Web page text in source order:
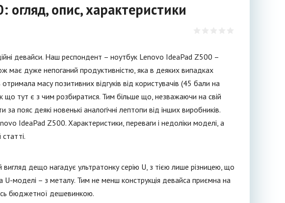
огляд, опис, характеристики
девайси. Наш респондент – ноутбук Lenovo IdeaPad Z500 –
має дуже непоганий продуктивністю, яка в деяких випадках
масу позитивних відгуків від користувачів (45 бали на
що тут є з чим розбиратися. Тим більше що, незважаючи на свій
пояс деякі новенькі аналогічні лептопи від інших виробників.
IdeaPad Z500. Характеристики, переваги і недоліки моделі, а
дещо нагадує ультратонку серію U, з тією лише різницею, що
моделі – з металу. Тим не менш конструкція девайса приємна на
бюджетної дешевинкою.